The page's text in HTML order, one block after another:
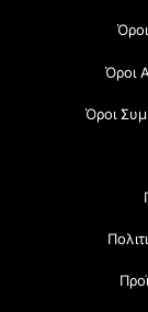
Όροι
Όροι